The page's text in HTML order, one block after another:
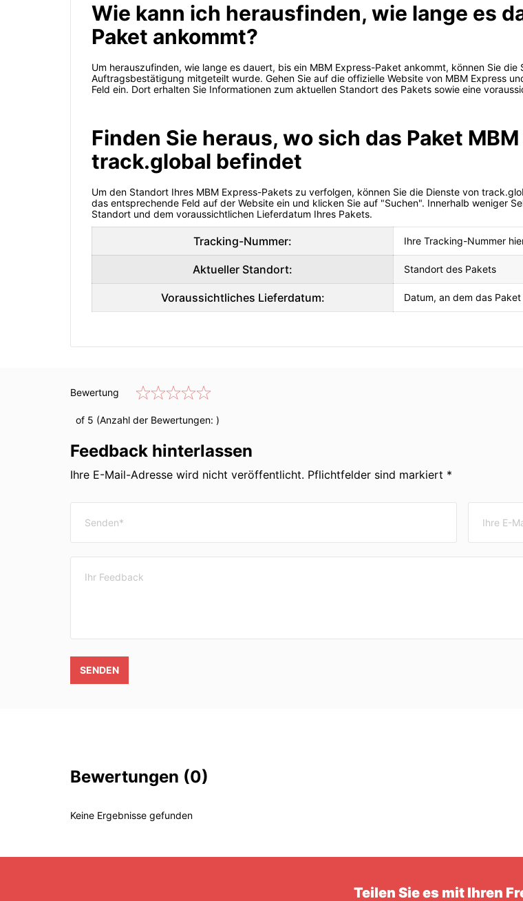
Wie kann ich herausfinden, wie lange es
Paket ankommt?
Um herauszufinden, wie lange es dauert, bis ein MBM Express-Paket ankommt, können Sie
Auftragsbestätigung mitgeteilt wurde. Gehen Sie auf die offizielle Website von MBM Express
Feld ein. Dort erhalten Sie Informationen zum aktuellen Standort des Pakets sowie eine
Finden Sie heraus, wo sich das Paket
track.global befindet
Um den Standort Ihres MBM Express-Pakets zu verfolgen, können Sie die Dienste von
das entsprechende Feld auf der Website ein und klicken Sie auf "Suchen". Innerhalb weniger
Standort und dem voraussichtlichen Lieferdatum Ihres Pakets.
Tracking-Nummer: Ihre Tracking-Nummer
Aktueller Standort: Standort des Pakets
Voraussichtliches Lieferdatum: Datum, an dem das
Bewertung
of 5 (Anzahl der Bewertungen: )
Feedback hinterlassen
Ihre E-Mail-Adresse wird nicht veröffentlicht. Pflichtfelder sind markiert *
SENDEN
Bewertungen (0)
Keine Ergebnisse gefunden
Teilen Sie es mit Ihren